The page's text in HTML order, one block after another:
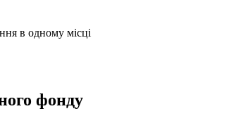
в одному місці
фонду